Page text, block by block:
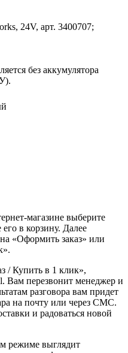
24V, арт. 3400707;
без аккумулятора
магазине выберите
в корзину. Далее
«Оформить заказ» или
/ Купить в 1 клик»,
перезвонит менеджер и
разговора вам придет
на почту или через СМС.
и радоваться новой
режиме выглядит